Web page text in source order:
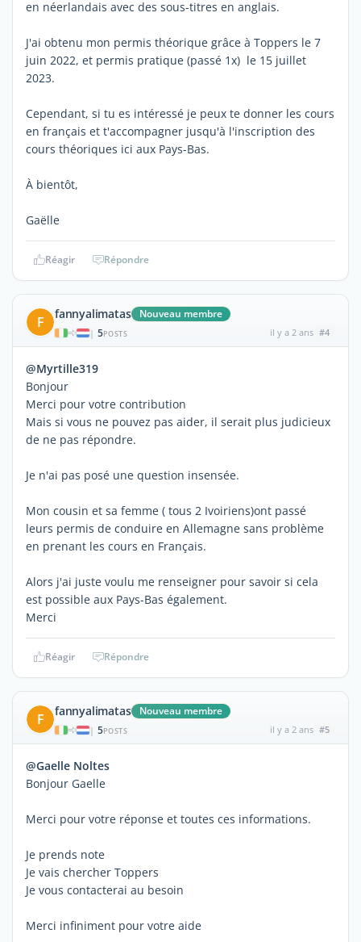
en néerlandais avec des sous-titres en anglais.
J'ai obtenu mon permis théorique grâce à Toppers le 7
juin 2022, et permis pratique (passé 1x) le 15 juillet
2023.
Cependant, si tu es intéressé je peux te donner les cours
en français et t'accompagner jusqu'à l'inscription des
cours théoriques ici aux Pays-Bas.
À bientôt,
Gaëlle
Réagir Répondre
F fannyalimatas Nouveau membre
| 5POSTS il y a 2 ans #4
@Myrtille319
Bonjour
Merci pour votre contribution
Mais si vous ne pouvez pas aider, il serait plus judicieux
de ne pas répondre.
Je n'ai pas posé une question insensée.
Mon cousin et sa femme ( tous 2 Ivoiriens)ont passé
leurs permis de conduire en Allemagne sans problème
en prenant les cours en Français.
Alors j'ai juste voulu me renseigner pour savoir si cela
est possible aux Pays-Bas également.
Merci
Réagir Répondre
F fannyalimatas Nouveau membre
| 5POSTS il y a 2 ans #5
@Gaelle Noltes
Bonjour Gaelle
Merci pour votre réponse et toutes ces informations.
Je prends note
Je vais chercher Toppers
Je vous contacterai au besoin
Merci infiniment pour votre aide